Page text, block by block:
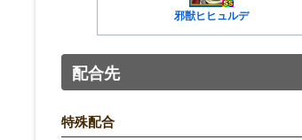
邪獣ヒヒュルデ
配合先
特殊配合